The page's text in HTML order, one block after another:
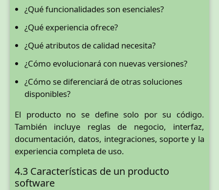
¿Qué funcionalidades son esenciales?
¿Qué experiencia ofrece?
¿Qué atributos de calidad necesita?
¿Cómo evolucionará con nuevas versiones?
¿Cómo se diferenciará de otras soluciones
disponibles?
El producto no se define solo por su código.
También incluye reglas de negocio, interfaz,
documentación, datos, integraciones, soporte y la
experiencia completa de uso.
4.3 Características de un producto
software